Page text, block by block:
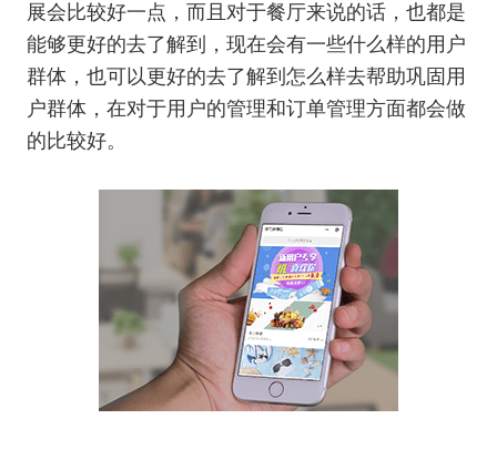
展会比较好一点，而且对于餐厅来说的话，也都是
能够更好的去了解到，现在会有一些什么样的用户
群体，也可以更好的去了解到怎么样去帮助巩固用
户群体，在对于用户的管理和订单管理方面都会做
的比较好。